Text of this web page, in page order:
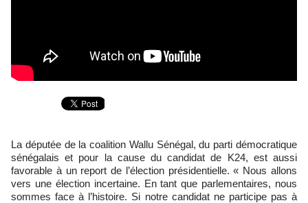
La députée de la coalition Wallu Sénégal, du parti démocratique
sénégalais et pour la cause du candidat de K24, est aussi
favorable à un report de l’élection présidentielle. « Nous allons
vers une élection incertaine. En tant que parlementaires, nous
sommes face à l’histoire. Si notre candidat ne participe pas à